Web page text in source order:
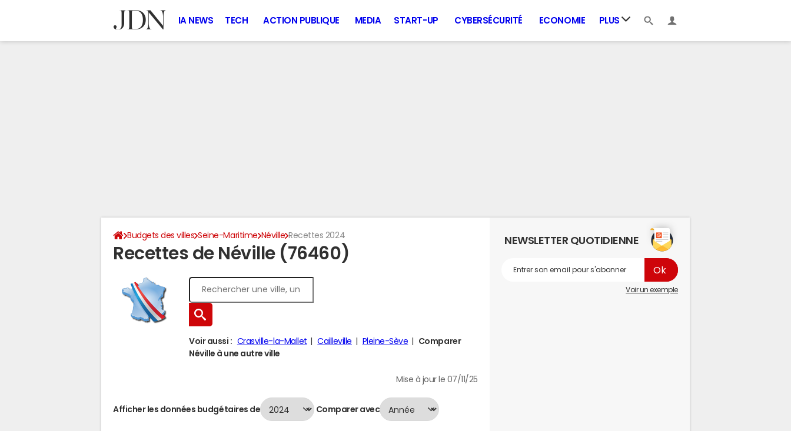
IA NEWS TECH ACTION PUBLIQUE MEDIA START-UP CYBERSÉCURITÉ ECONOMIE PLUS
Budgets des villes Seine-Maritime Néville Recettes 2024
Recettes de Néville (76460)
Voir aussi : Crasville-la-Mallet Cailleville Pleine-Sève
Comparer
Néville à une autre ville
Mise à jour le 07/11/25
Afficher les données budgétaires de Comparer avec
NEWSLETTER QUOTIDIENNE
Voir un exemple